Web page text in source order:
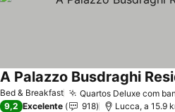
Bed & Breakfast Quartos Deluxe com
A Palazzo Busdraghi
9,2 Excelente 918 Lucca, a 15.9